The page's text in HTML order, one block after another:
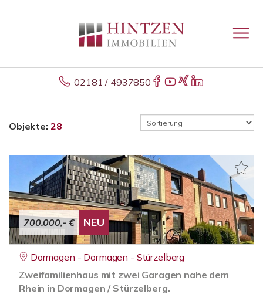
02181 / 4937850
Objekte: 28
700.000,- € NEU
Dormagen - Dormagen - Stürzelberg
Zweifamilienhaus mit zwei Garagen nahe dem
Rhein in Dormagen / Stürzelberg.